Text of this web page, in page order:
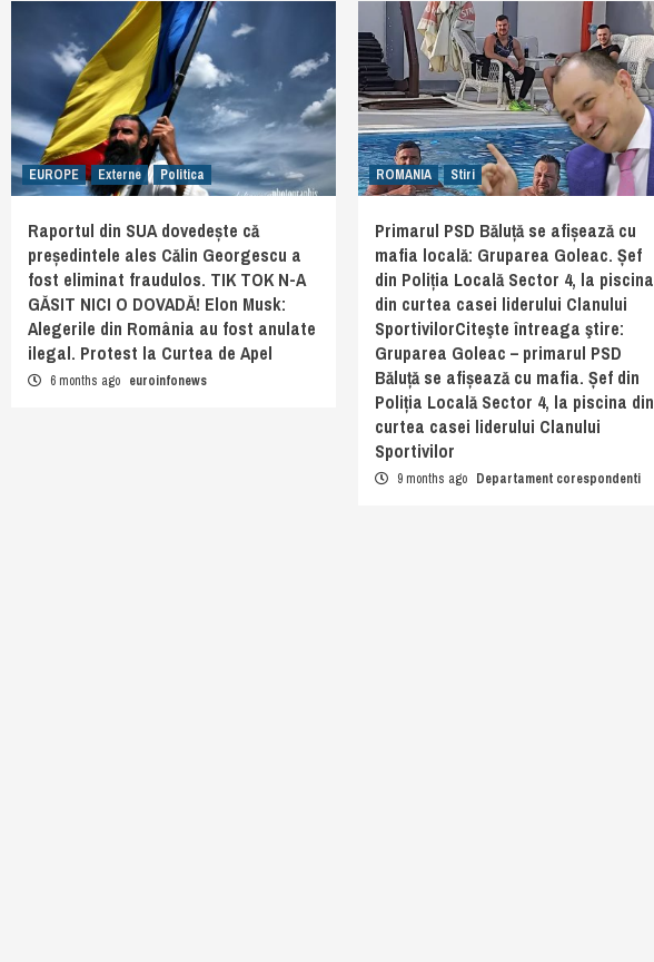
EUROPE Externe Politica
Raportul din SUA dovedește că
președintele ales Călin Georgescu a
fost eliminat fraudulos. TIK TOK N-A
GĂSIT NICI O DOVADĂ! Elon Musk:
Alegerile din România au fost anulate
ilegal. Protest la Curtea de Apel
6 months ago euroinfonews
ROMANIA Stiri
Primarul PSD Băluță se afișează cu
mafia locală: Gruparea Goleac. Șef
din Poliția Locală Sector 4, la piscina
din curtea casei liderului Clanului
SportivilorCiteşte întreaga ştire:
Gruparea Goleac – primarul PSD
Băluță se afișează cu mafia. Șef din
Poliția Locală Sector 4, la piscina din
curtea casei liderului Clanului
Sportivilor
9 months ago Departament corespondenti